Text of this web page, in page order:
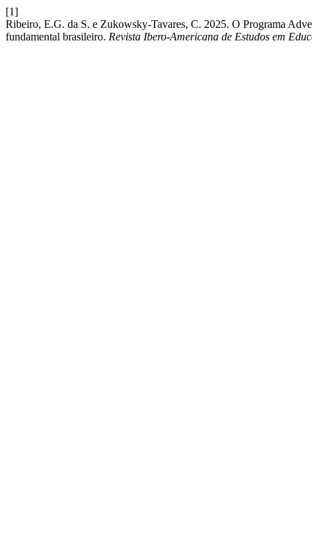
[1]
Ribeiro, E.G. da S. e Zukowsky-Tavares, C. 2025. O Programa
fundamental brasileiro. Revista Ibero-Americana de Estudos em